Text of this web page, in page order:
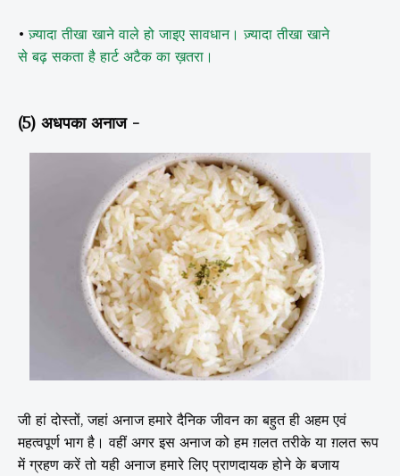
•ज़्यादा तीखा खाने वाले हो जाइए सावधान। ज़्यादा तीखा खाने
से बढ़ सकता है हार्ट अटैक का ख़तरा।
(5) अधपका अनाज -
जी हां दोस्तों, जहां अनाज हमारे दैनिक जीवन का बहुत ही अहम एवं
महत्वपूर्ण भाग है। वहीं अगर इस अनाज को हम ग़लत तरीके या ग़लत रूप
में ग्रहण करें तो यही अनाज हमारे लिए प्राणदायक होने के बजाय